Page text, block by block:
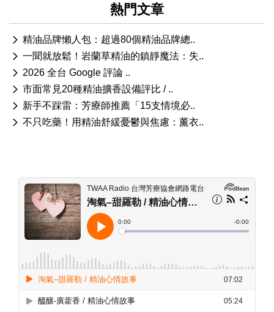
熱門文章
精油品牌懶人包：超過80個精油品牌總..
一聞就放鬆！岩蘭草精油的鎮靜魔法：失..
2026 全台 Google 評論 ..
市面常見20種精油擴香設備評比 / ..
新手不踩雷：芳療師推薦「15支情境必..
不只吃藥！用精油舒緩憂鬱與焦慮：薰衣..